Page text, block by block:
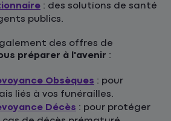
: des solutions de santé
publics.
des offres de
préparer à l'avenir :
Obsèques : pour
liés à vos funérailles.
Décès : pour protéger